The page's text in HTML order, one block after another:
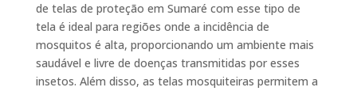
de telas de proteção em Sumaré com esse tipo de
tela é ideal para regiões onde a incidência de
mosquitos é alta, proporcionando um ambiente mais
saudável e livre de doenças transmitidas por esses
insetos. Além disso, as telas mosquiteiras permitem a